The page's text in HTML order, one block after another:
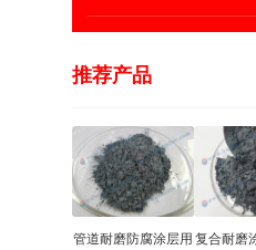
推荐产品
管道耐磨防腐涂层用 复合耐磨